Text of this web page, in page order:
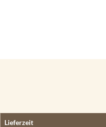
Lieferzeit